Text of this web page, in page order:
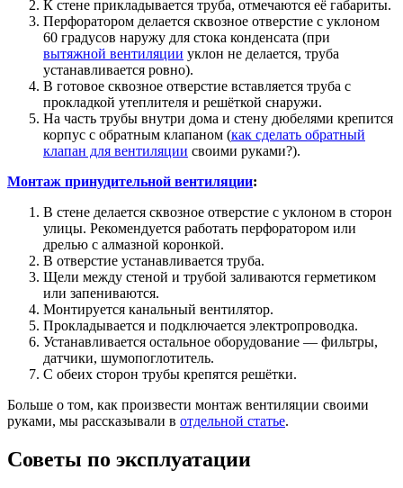
К стене прикладывается труба, отмечаются её габариты.
Перфоратором делается сквозное отверстие с уклоном
60 градусов наружу для стока конденсата (при
вытяжной вентиляции уклон не делается, труба
устанавливается ровно).
В готовое сквозное отверстие вставляется труба с
прокладкой утеплителя и решёткой снаружи.
На часть трубы внутри дома и стену дюбелями крепится
корпус с обратным клапаном (как сделать обратный
клапан для вентиляции своими руками?).
Монтаж принудительной вентиляции:
В стене делается сквозное отверстие с уклоном в сторон
улицы. Рекомендуется работать перфоратором или
дрелью с алмазной коронкой.
В отверстие устанавливается труба.
Щели между стеной и трубой заливаются герметиком
или запениваются.
Монтируется канальный вентилятор.
Прокладывается и подключается электропроводка.
Устанавливается остальное оборудование — фильтры,
датчики, шумопоглотитель.
С обеих сторон трубы крепятся решётки.
Больше о том, как произвести монтаж вентиляции своими
руками, мы рассказывали в отдельной статье.
Советы по эксплуатации